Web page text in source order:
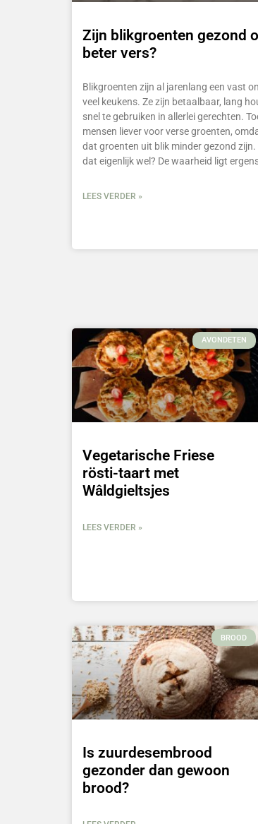
Zijn blikgroenten gezond
beter vers?
Blikgroenten zijn al jarenlang een vast
veel keukens. Ze zijn betaalbaar, lang
snel te gebruiken in allerlei gerechten.
mensen liever voor verse groenten,
dat groenten uit blik minder gezond
dat eigenlijk wel? De waarheid ligt
LEES VERDER »
AVONDETEN
Vegetarische Friese
rösti-taart met
Wâldgieltsjes
LEES VERDER »
BROOD
Is zuurdesembrood
gezonder dan gewoon
brood?